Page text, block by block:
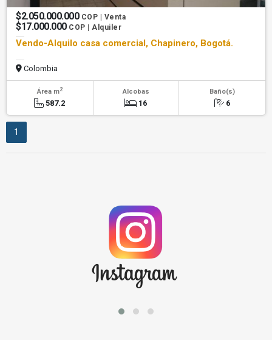
$2.050.000.000 COP | Venta
$17.000.000 COP | Alquiler
Vendo-Alquilo casa comercial, Chapinero, Bogotá.
Colombia
Área m2
587.2
Alcobas
16
Baño(s)
6
1